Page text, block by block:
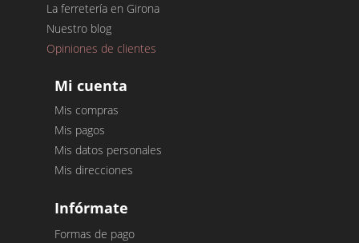
La ferretería en Girona
Nuestro blog
Opiniones de clientes
Mi cuenta
Mis compras
Mis pagos
Mis datos personales
Mis direcciones
Infórmate
Formas de pago